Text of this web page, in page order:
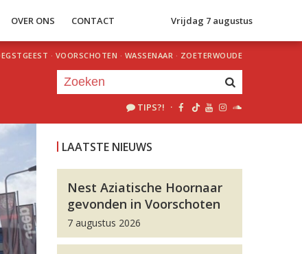
OVER ONS CONTACT Vrijdag 7 augustus
· VOORSCHOTEN · WASSENAAR · ZOETERWOUDE
TIPS?! ·
LAATSTE NIEUWS
Nest Aziatische Hoornaar
gevonden in Voorschoten
7 augustus 2026